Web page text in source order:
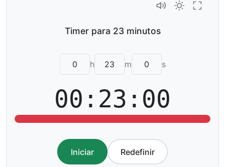
h m s
00:23:00
Iniciar Redefinir